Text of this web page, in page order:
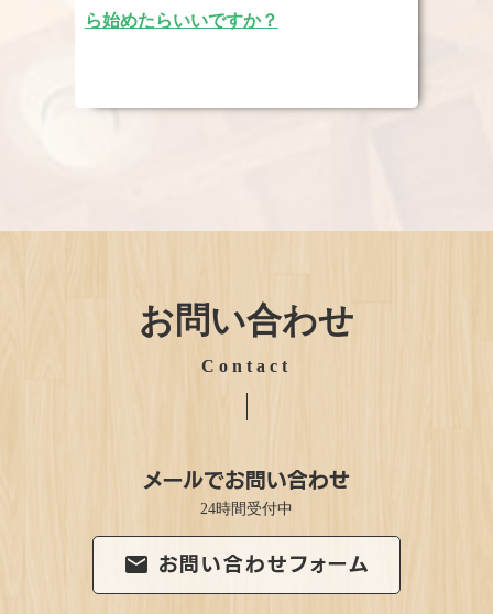
ら始めたらいいですか？
お問い合わせ
Contact
メールでお問い合わせ
24時間受付中
email お問い合わせフォーム